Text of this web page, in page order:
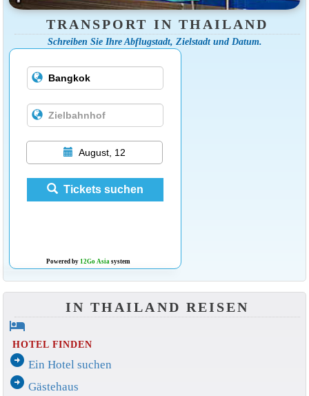
TRANSPORT IN THAILAND
Schreiben Sie Ihre Abflugstadt, Zielstadt und Datum.
August, 12
Tickets suchen
Powered by 12Go Asiasystem
IN THAILAND REISEN
hotel
HOTEL FINDEN
arrow_circle_right Ein Hotel suchen
arrow_circle_right Gästehaus